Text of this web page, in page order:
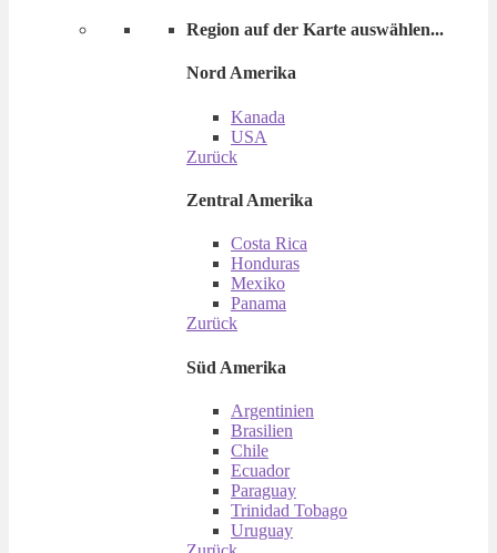
Region auf der Karte auswählen...
Nord Amerika
Kanada
USA
Zurück
Zentral Amerika
Costa Rica
Honduras
Mexiko
Panama
Zurück
Süd Amerika
Argentinien
Brasilien
Chile
Ecuador
Paraguay
Trinidad Tobago
Uruguay